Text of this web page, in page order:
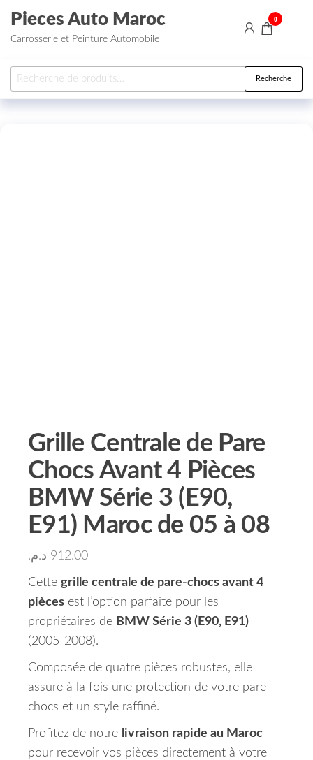
Aller au contenu
Pieces Auto Maroc
Carrosserie et Peinture Automobile
0
Recherche pour : Recherche
Grille Centrale de Pare
Chocs Avant 4 Pièces
BMW Série 3 (E90,
E91) Maroc de 05 à 08
912.00 د.م.
Cette grille centrale de pare-chocs avant 4
pièces est l’option parfaite pour les
propriétaires de BMW Série 3 (E90, E91)
(2005-2008).
Composée de quatre pièces robustes, elle
assure à la fois une protection de votre pare-
chocs et un style raffiné.
Profitez de notre livraison rapide au Maroc
pour recevoir vos pièces directement à votre